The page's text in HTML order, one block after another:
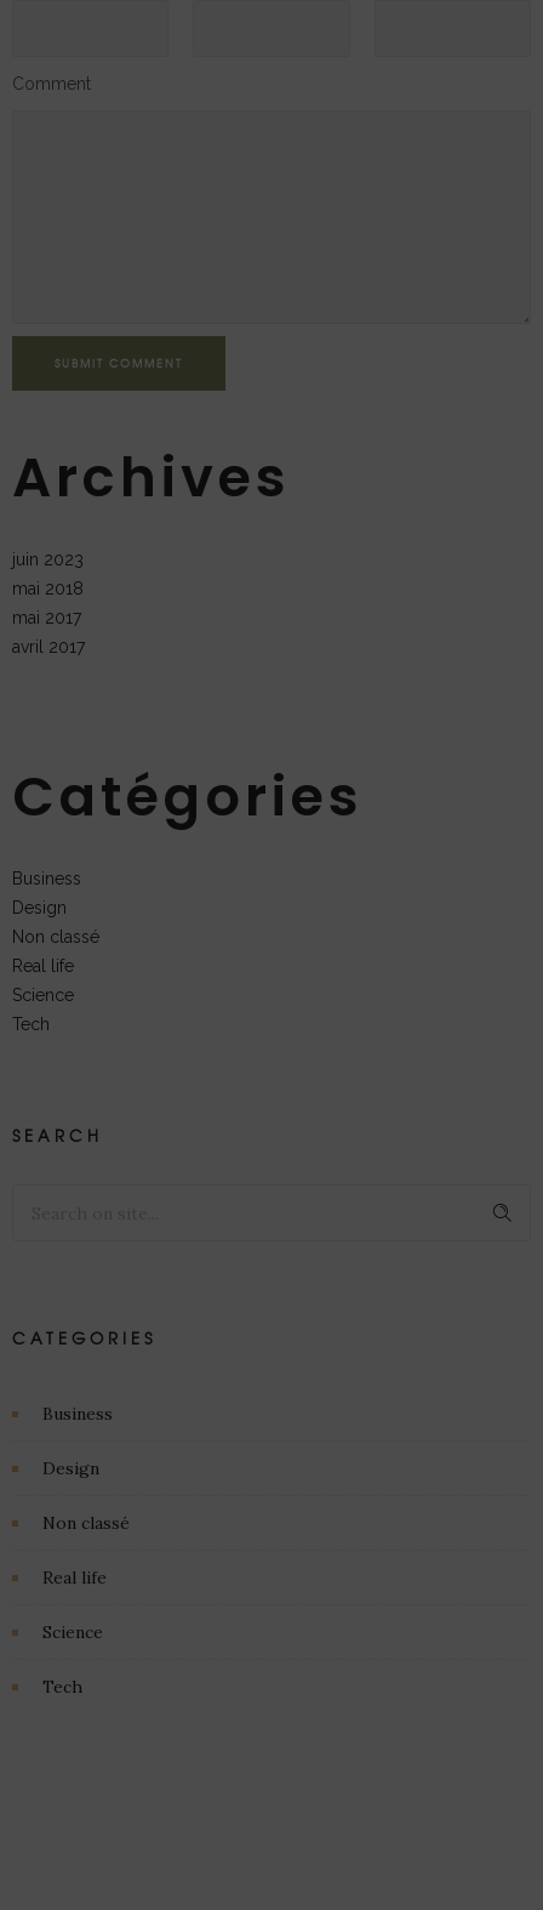
Comment
SUBMIT COMMENT
Archives
juin 2023
mai 2018
mai 2017
avril 2017
Catégories
Business
Design
Non classé
Real life
Science
Tech
SEARCH
CATEGORIES
Business
Design
Non classé
Real life
Science
Tech